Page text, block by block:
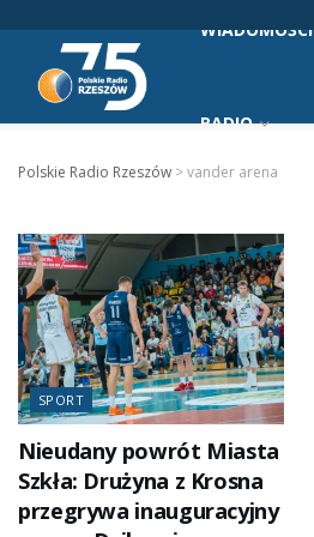
WIADOMOŚCI
RADIO
Polskie Radio Rzeszów >vander arena
SPORT
Nieudany powrót Miasta
Szkła: Drużyna z Krosna
przegrywa inauguracyjny